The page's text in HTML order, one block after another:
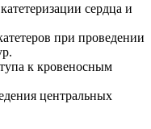
сердца и
при проведении
к кровеносным
центральных